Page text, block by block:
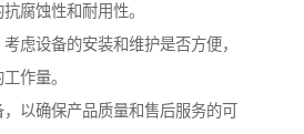
腐蚀性和耐用性。
虑设备的安装和维护是否方便，
作量。
以确保产品质量和售后服务的可